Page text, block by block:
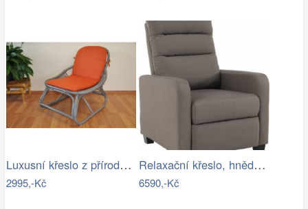
Luxusní křeslo z přírodního ratanu - AX
2995,-Kč
Relaxační křeslo, hnědá, TURNER Mdum
6590,-Kč